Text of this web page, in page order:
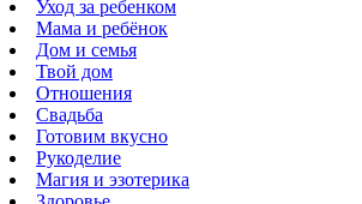
Уход за ребенком
Мама и ребёнок
Дом и семья
Твой дом
Отношения
Свадьба
Готовим вкусно
Рукоделие
Магия и эзотерика